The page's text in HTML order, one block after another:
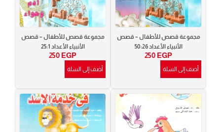
مجموعة قصص للأطفال – قصص
الأنبياء الأعداد 50:26
250 EGP
أضف إلى السلة
مجموعة قصص للأطفال – قصص
الأنبياء الأعداد 25:1
250 EGP
أضف إلى السلة